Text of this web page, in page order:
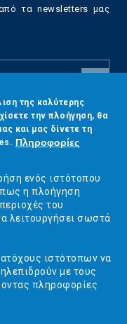
τα newsletters μας
της καλύτερης
την πλοήγηση, θα
και μας δίνετε τη
Πληροφορίες
ενός ιστότοπου
η πλοήγηση
του
λειτουργήσει σωστά
ιστότοπων να
με τους
πληροφορίες